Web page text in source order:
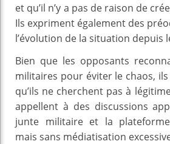
et qu’il n’y a pas de raison de
Ils expriment également des
l’évolution de la situation depuis
Bien que les opposants
militaires pour éviter le chaos,
qu’ils ne cherchent pas à
appellent à des discussions
junte militaire et la
mais sans médiatisation